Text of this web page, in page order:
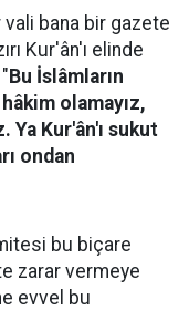
bana bir gazete
Kur'ân'ı elinde
Bu İslâmların
olamayız,
Ya Kur'ân'ı sukut
ondan
bu biçare
zarar vermeye
evvel bu